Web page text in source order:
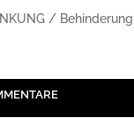
/